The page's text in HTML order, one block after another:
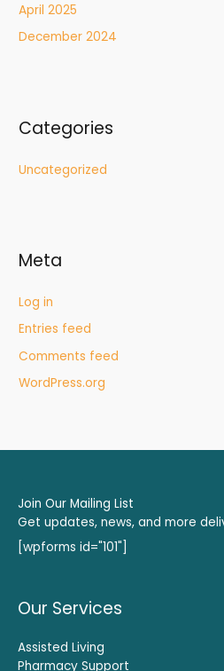
April 2025
December 2024
Categories
Uncategorized
Meta
Log in
Entries feed
Comments feed
WordPress.org
Join Our Mailing List
Get updates, news, and more
[wpforms id="101"]
Our Services
Assisted Living
Pharmacy Support